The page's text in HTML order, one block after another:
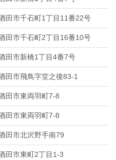
田市千石町1丁目11番22号
田市千石町2丁目16番10号
田市新橋1丁目4番7号
田市飛鳥字堂之後83-1
田市東両羽町7-8
田市東両羽町7-8
田市北沢野手南79
田市東町2丁目1-3